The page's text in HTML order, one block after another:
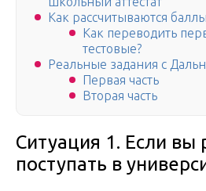
Как рассчитываются
Как переводить
тестовые?
Реальные задания с
Первая часть
Вторая часть
Ситуация 1. Если вы
поступать в